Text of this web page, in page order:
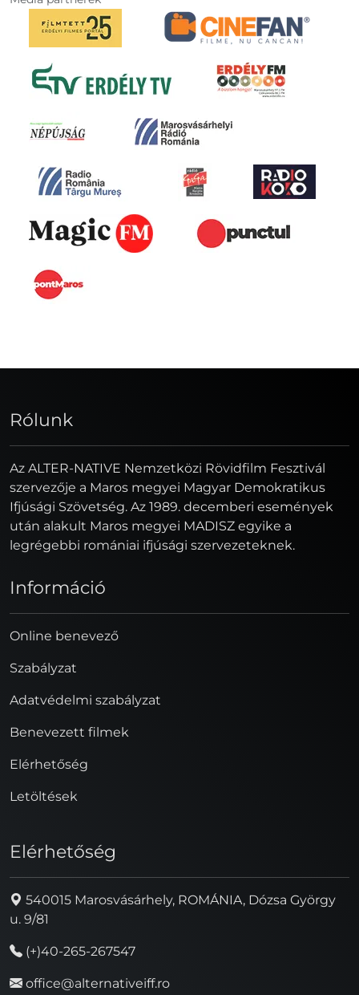
Rólunk
Az ALTER-NATIVE Nemzetközi Rövidfilm Fesztivál
szervezője a Maros megyei Magyar Demokratikus
Ifjúsági Szövetség. Az 1989. decemberi események
után alakult Maros megyei MADISZ egyike a
legrégebbi romániai ifjúsági szervezeteknek.
Információ
Online benevező
Szabályzat
Adatvédelmi szabályzat
Benevezett filmek
Elérhetőség
Letöltések
Elérhetőség
540015 Marosvásárhely, ROMÁNIA, Dózsa György
u. 9/81
(+)40-265-267547
office@alternativeiff.ro